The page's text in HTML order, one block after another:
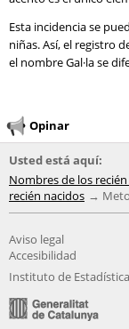
Esta incidencia se
niñas. Así, el registro
el nombre Gal·la se
Opinar
Usted está aquí:
Nombres de los
recién nacidos
Aviso legal
Accesibilidad
Instituto de